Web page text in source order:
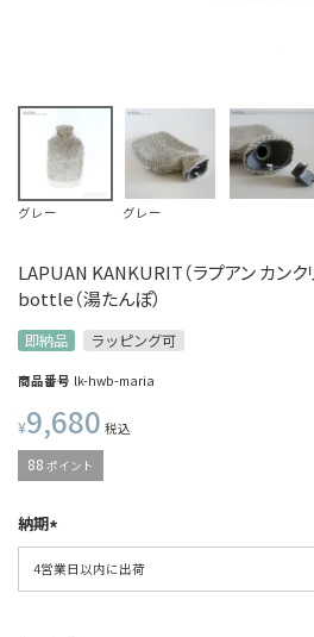
LAPUAN KANKURIT（ラプアン カン
bottle（湯たんぽ）
グレー グレー
即納品 ラッピング可
商品番号 lk-hwb-maria
¥9,680 税込
88 ポイント
納期